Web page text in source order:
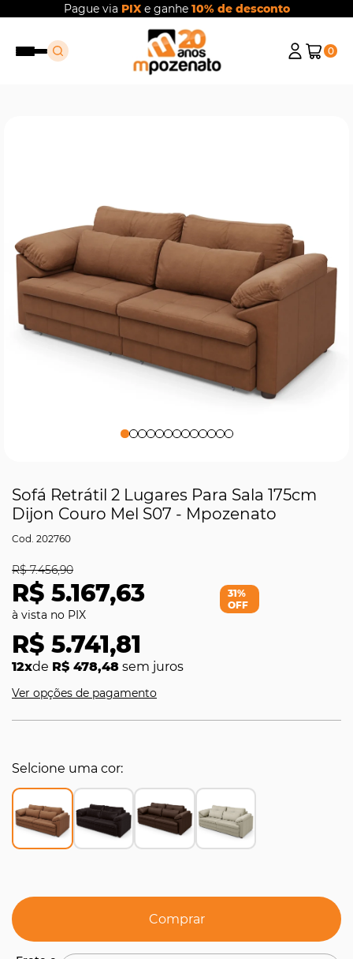
Pague via PIXe ganhe 10% de desconto
0
Sofá Retrátil 2 Lugares Para Sala 175cm
Dijon Couro Mel S07 - Mpozenato
202760
R$ 5.167,63
R$ 7.456,90
R$ 5.741,81
12xde R$ 478,48 sem juros
31%
OFF
Ver opções de pagamento
Selcione uma cor
Comprar